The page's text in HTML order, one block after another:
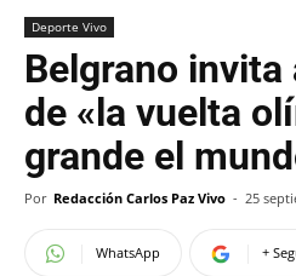
Deporte Vivo
Belgrano
de «la vuelta
grande el
Por Redacción Carlos Paz Vivo - 25
WhatsApp +